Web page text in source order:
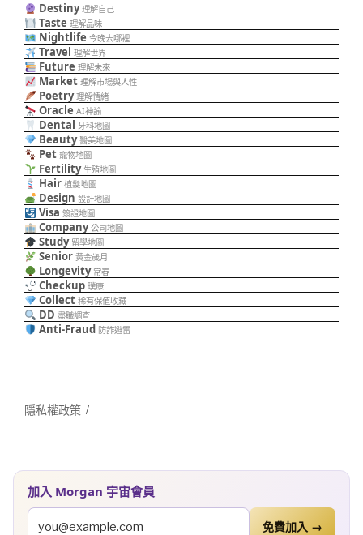
Destiny 理解自己
Taste 理解品味
Nightlife 今晚去哪裡
Travel 理解世界
Future 理解未來
Market 理解市場與人性
Poetry 理解情緒
Oracle AI神諭
Dental 牙科地圖
Beauty 醫美地圖
Pet 寵物地圖
Fertility 生殖地圖
Hair 植髮地圖
Design 設計地圖
Visa 簽證地圖
Company 公司地圖
Study 留學地圖
Senior 黃金歲月
Longevity 常春
Checkup 璞康
Collect 稀有保值收藏
DD 盡職調查
Anti-Fraud 防詐避雷
隱私權政策
加入 Morgan 宇宙會員
免費加入 →